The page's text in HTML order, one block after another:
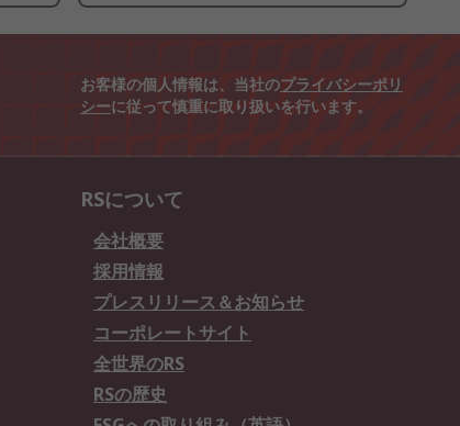
お客様の個人情報は、当社のプライバシーポリ
シーに従って慎重に取り扱いを行います。
RSについて
会社概要
採用情報
プレスリリース＆お知らせ
コーポレートサイト
全世界のRS
RSの歴史